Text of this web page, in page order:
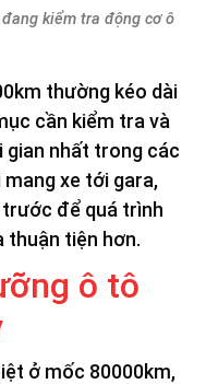
kiểm tra động cơ ô
thường kéo dài
cần kiểm tra và
gian nhất trong các
mang xe tới gara,
trước để quá trình
thuận tiện hơn.
ô tô
ở mốc 80000km,